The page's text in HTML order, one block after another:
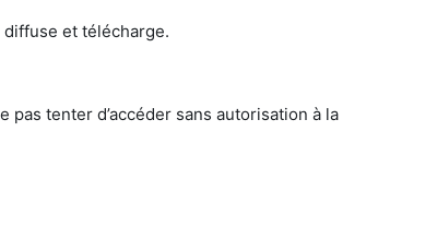
diffuse et télécharge.
pas tenter d’accéder sans autorisation à la